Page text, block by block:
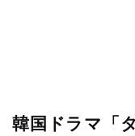
韓国ドラマ「